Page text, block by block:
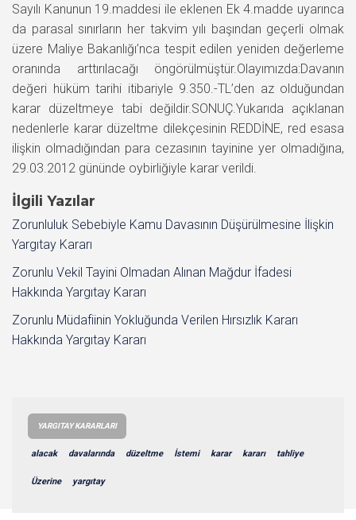
Sayılı Kanunun 19.maddesi ile eklenen Ek 4.madde uyarınca
da parasal sınırların her takvim yılı başından geçerli olmak
üzere Maliye Bakanlığı’nca tespit edilen yeniden değerleme
oranında arttırılacağı öngörülmüştür.Olayımızda:Davanın
değeri hüküm tarihi itibariyle 9.350.-TL’den az olduğundan
karar düzeltmeye tabi değildir.SONUÇ.Yukarıda açıklanan
nedenlerle karar düzeltme dilekçesinin REDDİNE, red esasa
ilişkin olmadığından para cezasının tayinine yer olmadığına,
29.03.2012 gününde oybirliğiyle karar verildi.
İlgili Yazılar
Zorunluluk Sebebiyle Kamu Davasının Düşürülmesine İlişkin
Yargıtay Kararı
Zorunlu Vekil Tayini Olmadan Alınan Mağdur İfadesi
Hakkında Yargıtay Kararı
Zorunlu Müdafiinin Yokluğunda Verilen Hırsızlık Kararı
Hakkında Yargıtay Kararı
YARGITAY KARARLARI
alacak davalarında düzeltme İstemi karar kararı tahliye
Üzerine yargıtay